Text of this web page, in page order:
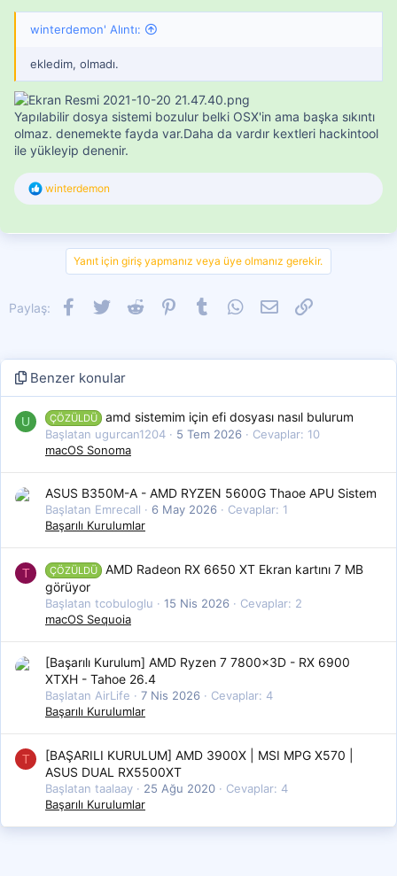
winterdemon' Alıntı:
ekledim, olmadı.
Yapılabilir dosya sistemi bozulur belki OSX'in ama başka sıkıntı
olmaz. denemekte fayda var.Daha da vardır kextleri hackintool
ile yükleyip denenir.
T
winterdemon
Yanıt için giriş yapmanız veya üye olmanız gerekir.
Paylaş: Facebook
Twitter Reddit PinterestTumblr WhatsApp
E-postaLink
Benzer konular
U ÇÖZÜLDÜ amd sistemim için efi dosyası nasıl bulurum
Başlatan ugurcan1204 5 Tem 2026
Cevaplar: 10
macOS Sonoma
ASUS B350M-A - AMD RYZEN 5600G Thaoe APU Sistem
Başlatan Emrecall 6 May 2026
Cevaplar: 1
Başarılı Kurulumlar
T ÇÖZÜLDÜ
AMD Radeon RX 6650 XT Ekran kartını 7 MB
görüyor
Başlatan tcobuloglu 15 Nis 2026
Cevaplar: 2
macOS Sequoia
[Başarılı Kurulum] AMD Ryzen 7 7800x3D - RX 6900
XTXH - Tahoe 26.4
Başlatan AirLife 7 Nis 2026
Cevaplar: 4
Başarılı Kurulumlar
T
[BAŞARILI KURULUM] AMD 3900X | MSI MPG X570 |
ASUS DUAL RX5500XT
Başlatan taalaay 25 Ağu 2020
Cevaplar: 4
Başarılı Kurulumlar